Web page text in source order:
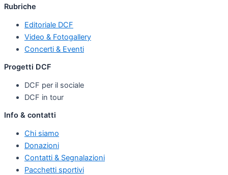
Rubriche
Editoriale DCF
Video & Fotogallery
Concerti & Eventi
Progetti DCF
DCF per il sociale
DCF in tour
Info & contatti
Chi siamo
Donazioni
Contatti & Segnalazioni
Pacchetti sportivi